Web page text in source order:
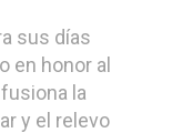
sus días
en honor al
la
y el relevo